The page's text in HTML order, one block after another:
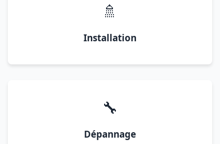
🚿
Installation
🔧
Dépannage